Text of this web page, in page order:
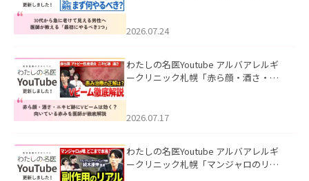
た。
2026.07.24
わたしの名医Youtube アルバアレルギ
ークリニック札幌「赤ら顔・酒さ・ニ
した。
2026.07.17
わたしの名医Youtube アルバアレルギ
ークリニック札幌「マンジャロのリア